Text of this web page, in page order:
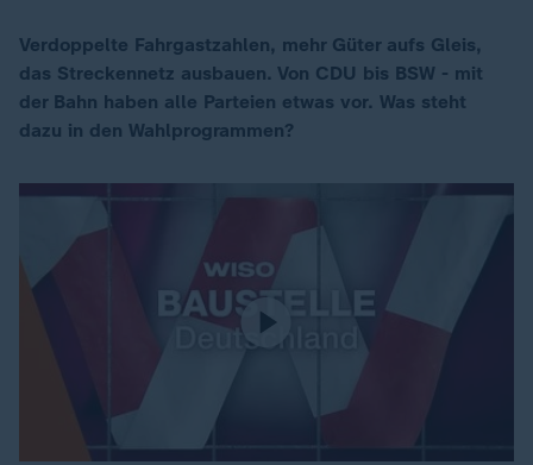
Verdoppelte Fahrgastzahlen, mehr Güter aufs Gleis,
das Streckennetz ausbauen. Von CDU bis BSW - mit
der Bahn haben alle Parteien etwas vor. Was steht
dazu in den Wahlprogrammen?